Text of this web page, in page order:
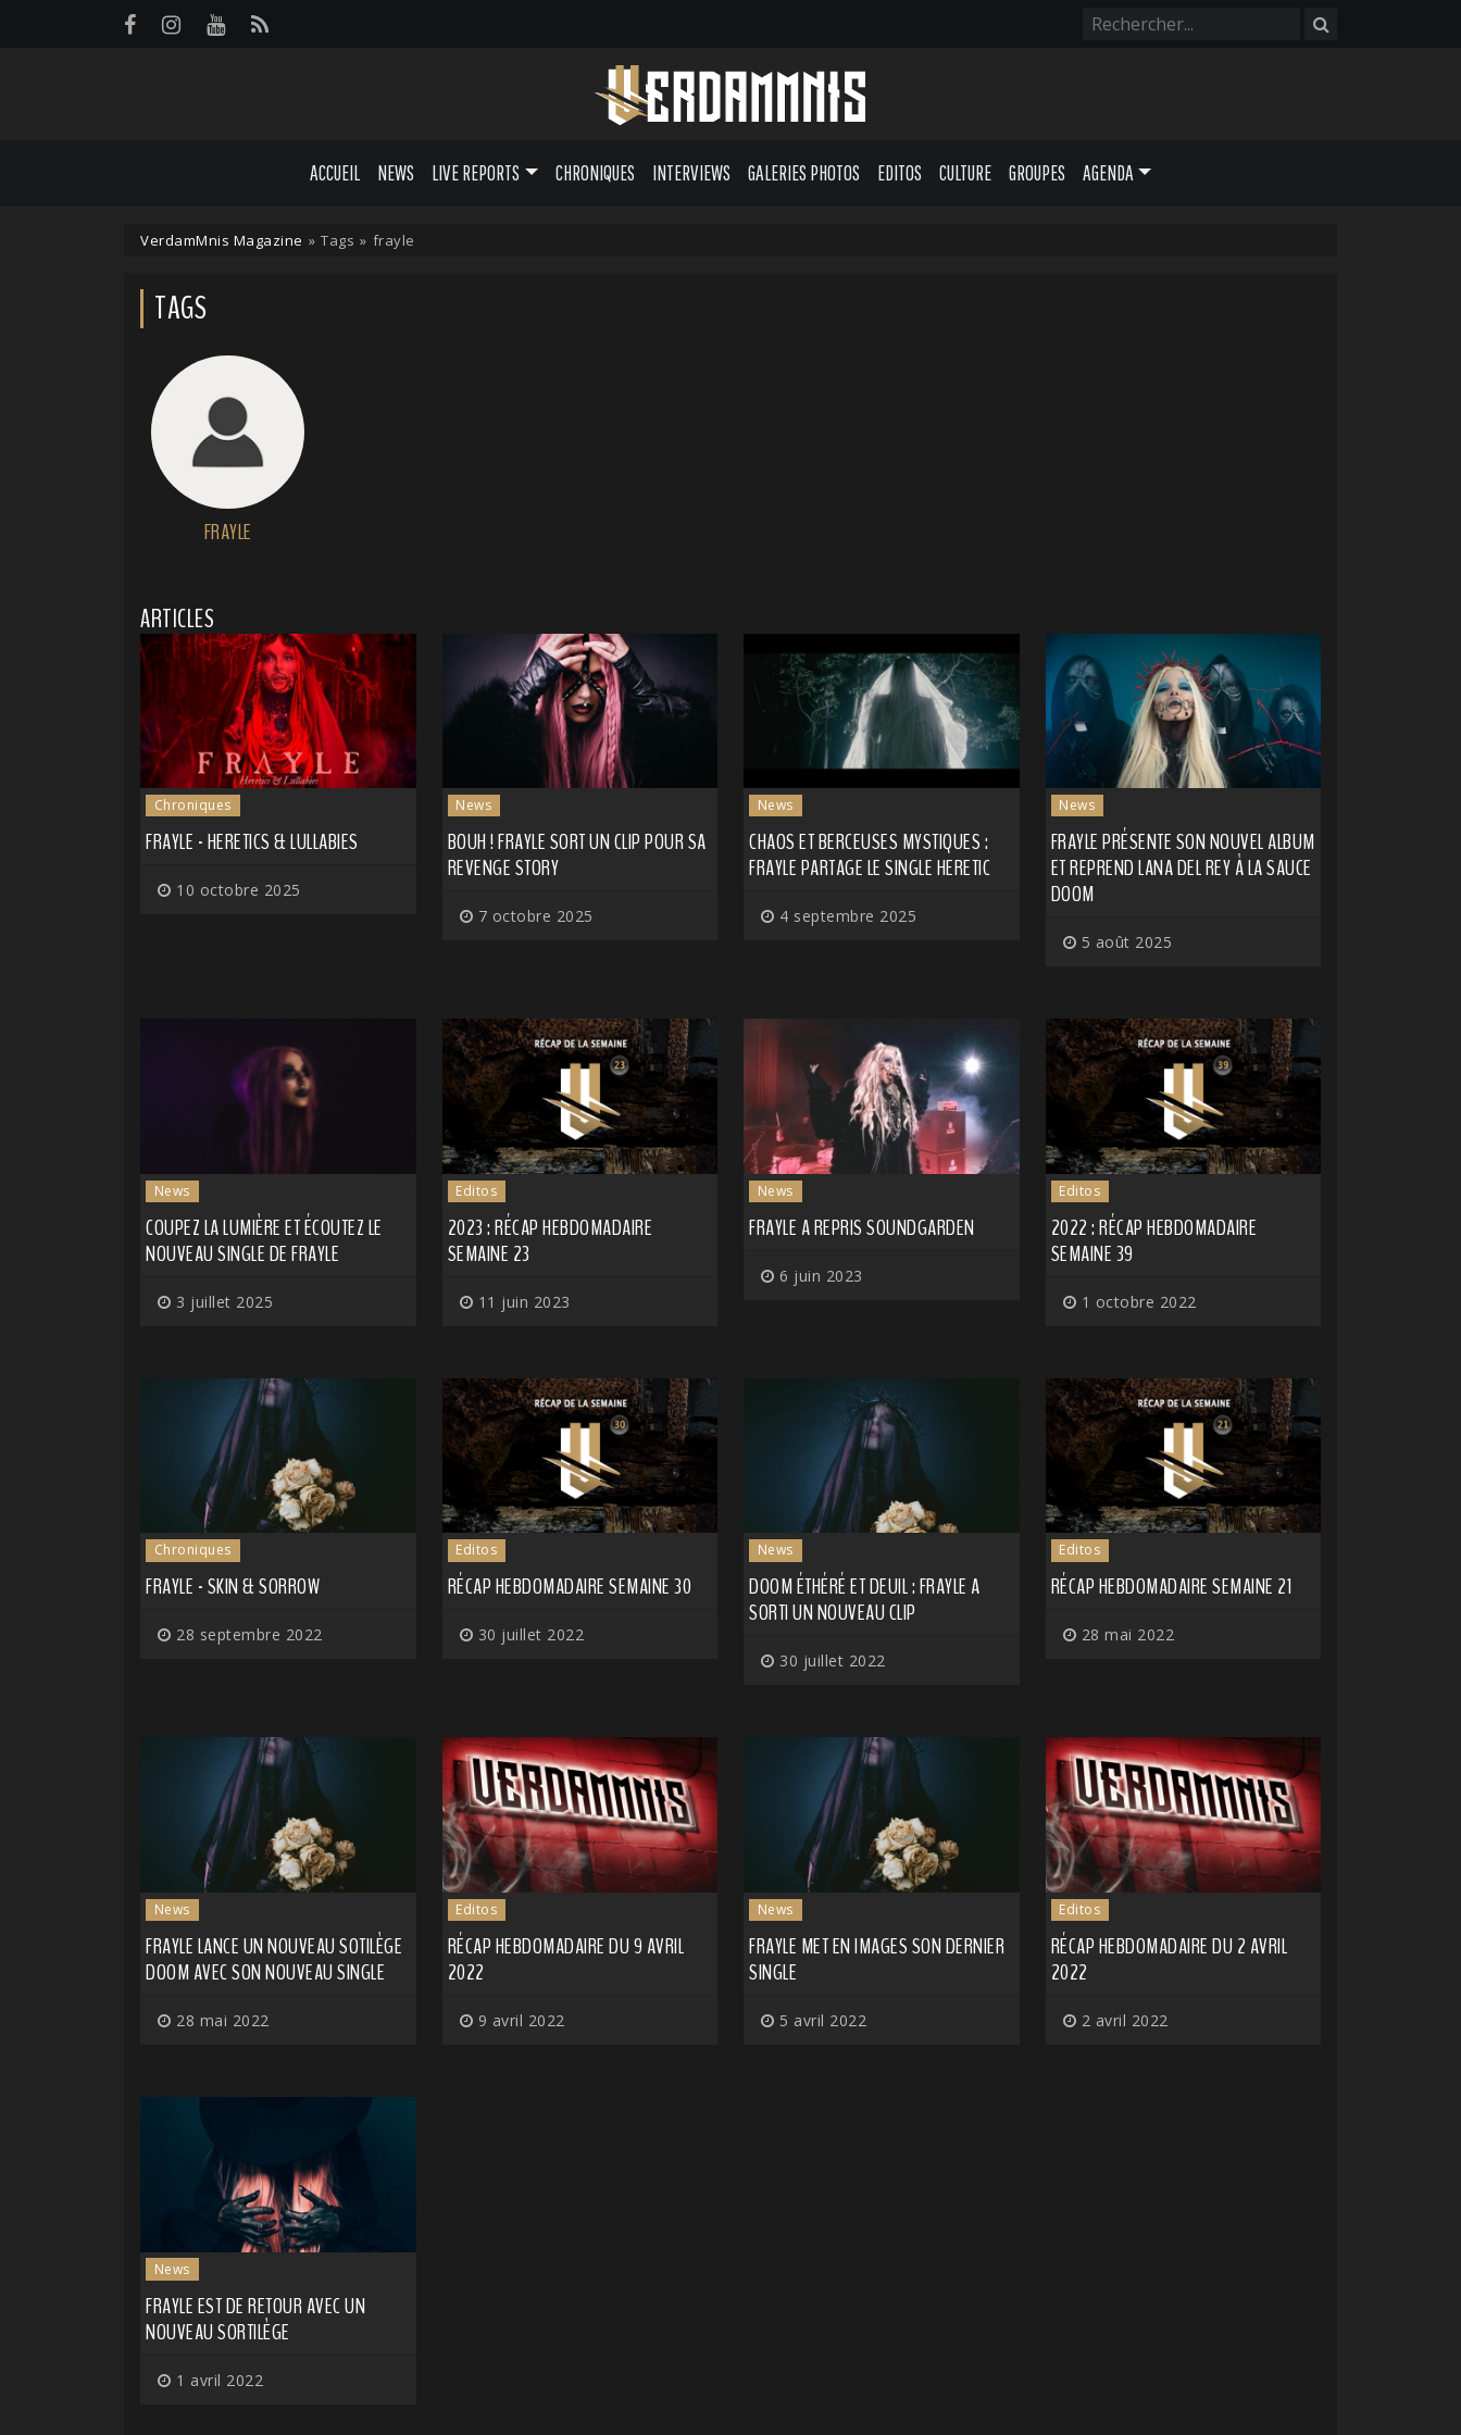
ACCUEIL NEWS LIVE REPORTS CHRONIQUES INTERVIEWS GALERIES PHOTOS EDITOS CULTURE GROUPES AGENDA
VerdamMnis Magazine » Tags » frayle
TAGS
FRAYLE
ARTICLES
Chroniques
FRAYLE - HERETICS & LULLABIES
10 octobre 2025
News
BOUH ! FRAYLE SORT UN CLIP POUR SA
REVENGE STORY
7 octobre 2025
News
CHAOS ET BERCEUSES MYSTIQUES :
FRAYLE PARTAGE LE SINGLE HERETIC
4 septembre 2025
News
FRAYLE PRÉSENTE SON NOUVEL ALBUM
ET REPREND LANA DEL REY À LA SAUCE
DOOM
5 août 2025
News
COUPEZ LA LUMIÈRE ET ÉCOUTEZ LE
NOUVEAU SINGLE DE FRAYLE
3 juillet 2025
Editos
2023 : RÉCAP HEBDOMADAIRE
SEMAINE 23
11 juin 2023
News
FRAYLE A REPRIS SOUNDGARDEN
6 juin 2023
Editos
2022 : RÉCAP HEBDOMADAIRE
SEMAINE 39
1 octobre 2022
Chroniques
FRAYLE - SKIN & SORROW
28 septembre 2022
Editos
RÉCAP HEBDOMADAIRE SEMAINE 30
30 juillet 2022
News
DOOM ÉTHÉRÉ ET DEUIL : FRAYLE A
SORTI UN NOUVEAU CLIP
30 juillet 2022
Editos
RÉCAP HEBDOMADAIRE SEMAINE 21
28 mai 2022
News
FRAYLE LANCE UN NOUVEAU SOTILÈGE
DOOM AVEC SON NOUVEAU SINGLE
28 mai 2022
Editos
RÉCAP HEBDOMADAIRE DU 9 AVRIL
2022
9 avril 2022
News
FRAYLE MET EN IMAGES SON DERNIER
SINGLE
5 avril 2022
Editos
RÉCAP HEBDOMADAIRE DU 2 AVRIL
2022
2 avril 2022
News
FRAYLE EST DE RETOUR AVEC UN
NOUVEAU SORTILÈGE
1 avril 2022
Panneau de gestion des cookies